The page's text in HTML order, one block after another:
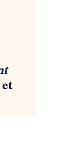
et